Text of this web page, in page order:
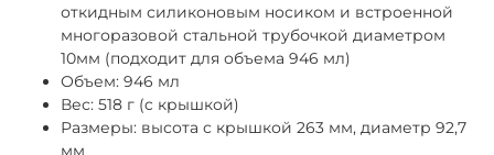
откидным силиконовым носиком и встроенной
многоразовой стальной трубочкой диаметром
10мм (подходит для объема 946 мл)
Объем: 946 мл
Вес: 518 г (c крышкой)
Размеры: высота с крышкой 263 мм, диаметр 92,7
мм